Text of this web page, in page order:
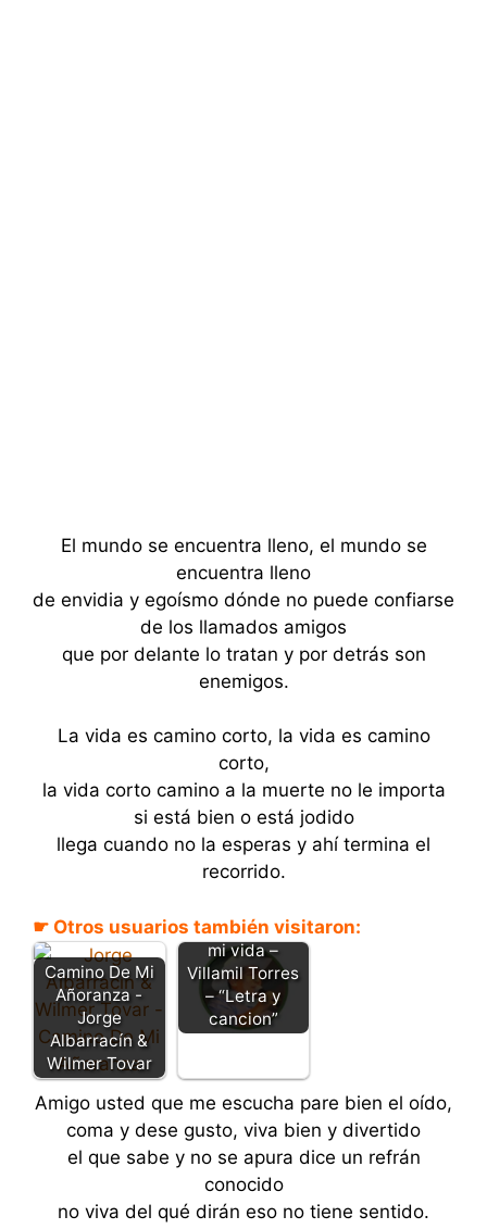
El mundo se encuentra lleno, el mundo se
encuentra lleno
de envidia y egoísmo dónde no puede confiarse
de los llamados amigos
que por delante lo tratan y por detrás son
enemigos.
La vida es camino corto, la vida es camino
corto,
la vida corto camino a la muerte no le importa
si está bien o está jodido
llega cuando no la esperas y ahí termina el
recorrido.
☛ Otros usuarios también visitaron:
Camino De Mi
Añoranza -
Jorge
Albarracín &
Wilmer Tovar
Un capitulo en
mi vida –
Villamil Torres
– “Letra y
cancion”
Amigo usted que me escucha pare bien el oído,
coma y dese gusto, viva bien y divertido
el que sabe y no se apura dice un refrán
conocido
no viva del qué dirán eso no tiene sentido.